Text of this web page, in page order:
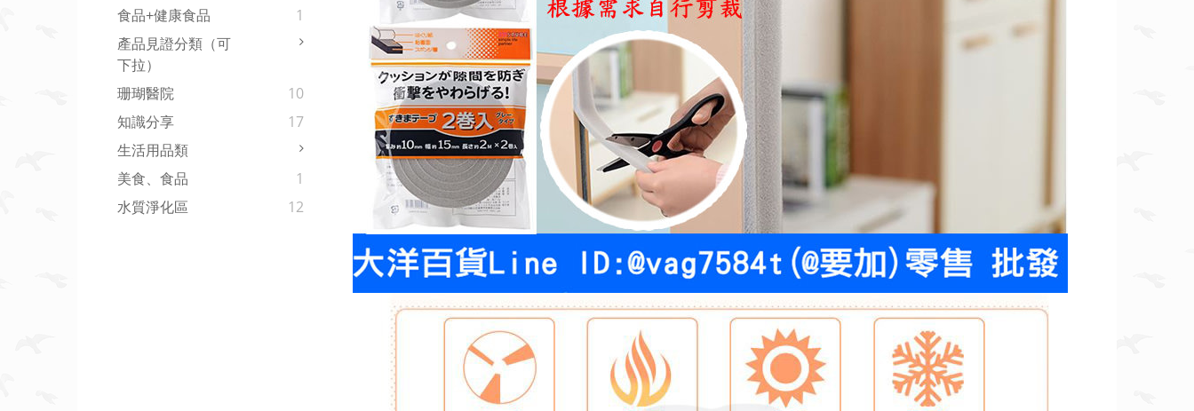
食品+健康食品
1
產品見證分類（可
下拉）
珊瑚醫院
10
知識分享
17
生活用品類
美食、食品
1
水質淨化區
12